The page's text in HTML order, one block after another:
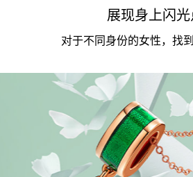
展现身上闪光
对于不同身份的女性，找